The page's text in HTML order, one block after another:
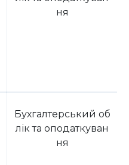
ня
Бухгалтерський об
лік та оподаткуван
ня